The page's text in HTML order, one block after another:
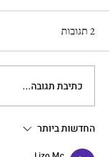
הולנד עם
המצב
2 תגובות
כתיבת תגובה...
החדשות ביותר